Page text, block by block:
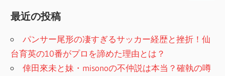
最近の投稿
パンサー尾形の凄すぎるサッカー経歴と挫折！仙
台育英の10番がプロを諦めた理由とは？
倖田來未と妹・misonoの不仲説は本当？確執の噂